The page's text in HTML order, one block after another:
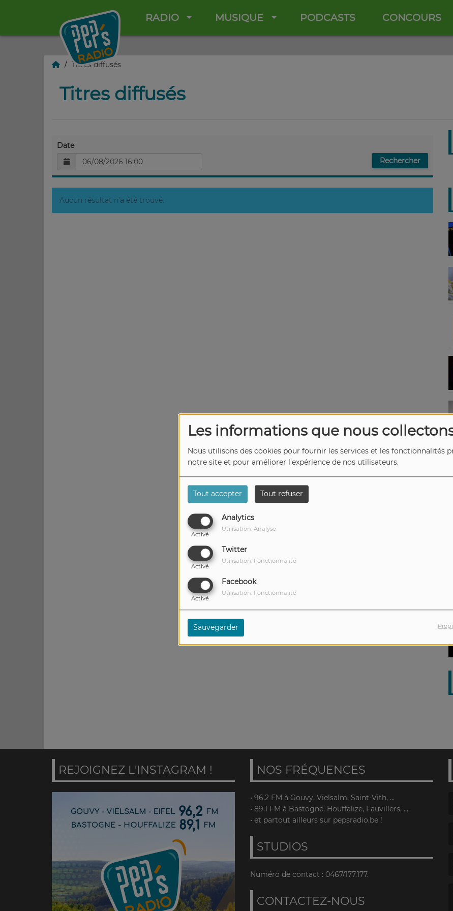
Les informations que nous
Nous utilisons des cookies pour fournir les services et les fonctionnalités
notre site et pour améliorer l'expérience de nos utilisateurs.
Tout accepter Tout refuser
Analytics
Activé
Utilisation: Analyse
Twitter
Activé
Utilisation: Fonctionnalité
Facebook
Activé
Utilisation: Fonctionnalité
Sauvegarder
RADIO MUSIQUE PODCASTS CONCOURS
Titres diffusés
Titres diffusés
Date
Aucun résultat n’a été trouvé.
REJOIGNEZ L'INSTAGRAM ! NOS FRÉQUENCES
• 96.2 FM à Gouvy, Vielsalm, Saint-Vith, ...
• 89.1 FM à Bastogne, Houffalize, Fauvillers, ...
• et partout ailleurs sur pepsradio.be !
STUDIOS
Numéro de contact : 0467/177.177.
CONTACTEZ-NOUS